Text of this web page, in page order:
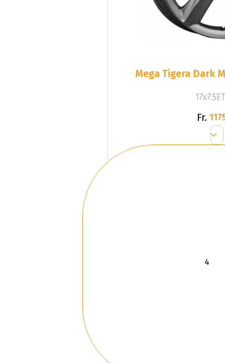
Mega Tigera Dark
Fr.